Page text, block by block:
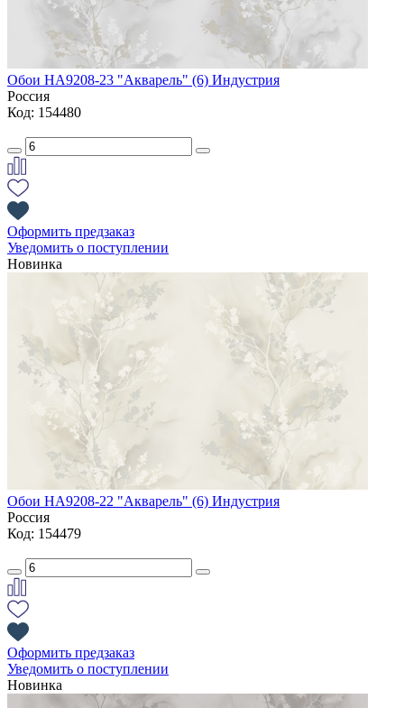
Обои НА9208-23 "Акварель" (6) Индустрия
Россия
Код: 154480
Оформить предзаказ
Уведомить о поступлении
Новинка
Обои НА9208-22 "Акварель" (6) Индустрия
Россия
Код: 154479
Оформить предзаказ
Уведомить о поступлении
Новинка